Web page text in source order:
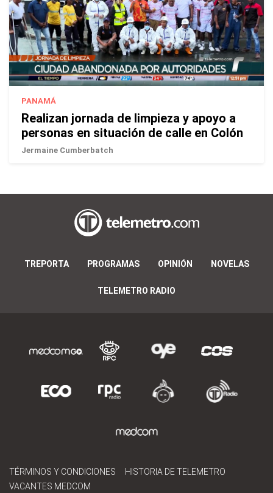
PANAMÁ
Realizan jornada de limpieza y apoyo a
personas en situación de calle en Colón
Jermaine Cumberbatch
TREPORTA PROGRAMAS OPINIÓN NOVELAS
TELEMETRO RADIO
TÉRMINOS Y CONDICIONES
HISTORIA DE TELEMETRO
VACANTES MEDCOM